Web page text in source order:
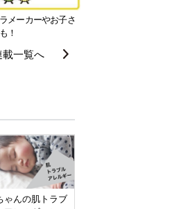
メーカーやお子さ
！
載一覧へ
ゃんの肌トラブ